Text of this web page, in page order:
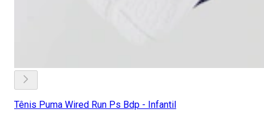
Tênis Puma Wired Run Ps Bdp - Infantil